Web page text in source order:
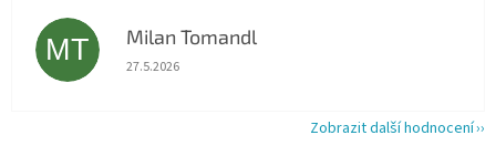
MT Milan Tomandl
Hodnocení obchodu je 5 z 5 hvězdiček.
27.5.2026
Zobrazit další hodnocení